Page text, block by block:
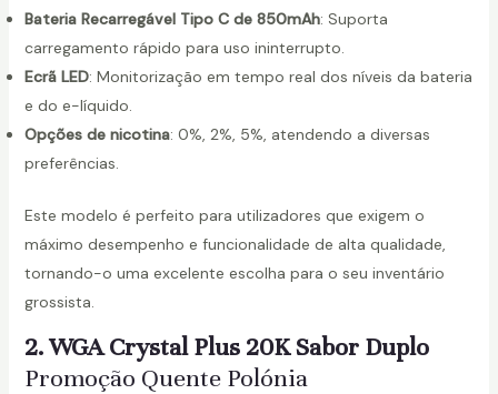
Bateria Recarregável Tipo C de 850mAh: Suporta
carregamento rápido para uso ininterrupto.
Ecrã LED: Monitorização em tempo real dos níveis da bateria
e do e-líquido.
Opções de nicotina: 0%, 2%, 5%, atendendo a diversas
preferências.
Este modelo é perfeito para utilizadores que exigem o
máximo desempenho e funcionalidade de alta qualidade,
tornando-o uma excelente escolha para o seu inventário
grossista.
2. WGA Crystal Plus 20K Sabor Duplo
Promoção Quente Polónia